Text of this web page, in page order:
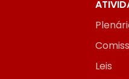
Leis